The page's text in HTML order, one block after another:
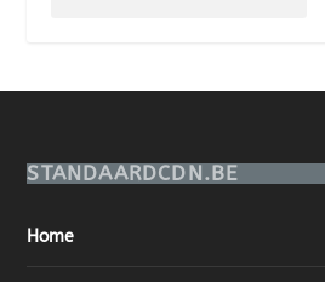
STANDAARDCDN.BE
Home